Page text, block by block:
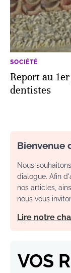
SOCIÉTÉ
Report au
dentistes
Bienvenue
Nous
dialogue. Afin
nos articles,
nous vous
Lire notre
VOS